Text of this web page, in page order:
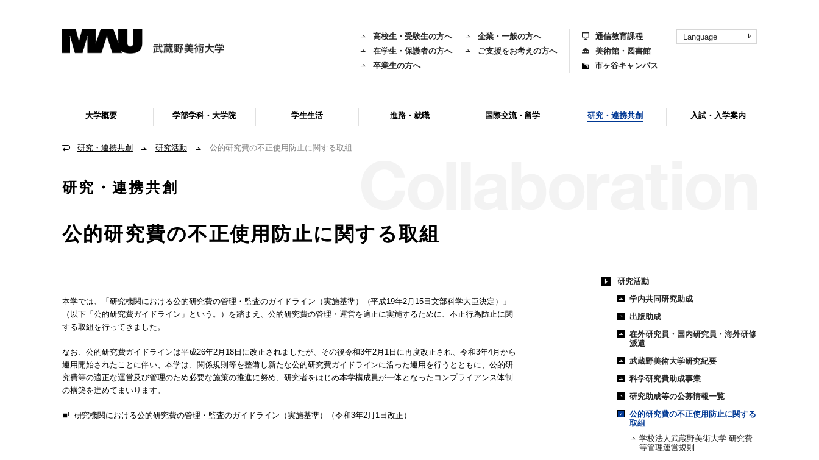
Language
通信教育課程
美術館・図書館
市ヶ谷キャンパス
高校生・受験生の方へ
在学生・保護者の方へ
卒業生の方へ
企業・一般の方へ
ご支援をお考えの方へ
大学概要 学部学科・大学院 学生生活 進路・就職 国際交流・留学 研究・連携共創 入試・入学案内
研究・連携共創 研究活動 公的研究費の不正使用防止に関する取組
研究・連携共創
公的研究費の不正使用防止に関する取組
本学では、「研究機関における公的研究費の管理・監査のガイドライン（実施基準）（平成19年2月15日文部科学大臣決定）」
（以下「公的研究費ガイドライン」という。）を踏まえ、公的研究費の管理・運営を適正に実施するために、不正行為防止に関
する取組を行ってきました。
なお、公的研究費ガイドラインは平成26年2月18日に改正されましたが、その後令和3年2月1日に再度改正され、令和3年4月から
運用開始されたことに伴い、本学は、関係規則等を整備し新たな公的研究費ガイドラインに沿った運用を行うとともに、公的研
究費等の適正な運営及び管理のため必要な施策の推進に努め、研究者をはじめ本学構成員が一体となったコンプライアンス体制
の構築を進めてまいります。
研究機関における公的研究費の管理・監査のガイドライン（実施基準）（令和3年2月1日改正）
研究活動
学内共同研究助成
出版助成
在外研究員・国内研究員・海外研修
派遣
武蔵野美術大学研究紀要
科学研究費助成事業
研究助成等の公募情報一覧
公的研究費の不正使用防止に関する
取組
学校法人武蔵野美術大学 研究費
等管理運営規則